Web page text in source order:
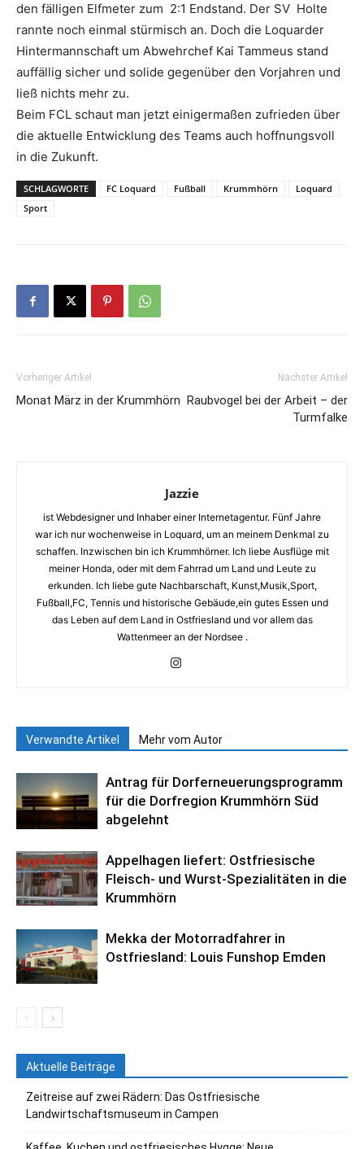
den fälligen Elfmeter zum 2:1 Endstand. Der SV Holte
rannte noch einmal stürmisch an. Doch die Loquarder
Hintermannschaft um Abwehrchef Kai Tammeus stand
auffällig sicher und solide gegenüber den Vorjahren und
ließ nichts mehr zu.
Beim FCL schaut man jetzt einigermaßen zufrieden über
die aktuelle Entwicklung des Teams auch hoffnungsvoll
in die Zukunft.
SCHLAGWORTE FC Loquard Fußball Krummhörn
Loquard
Sport
Vorheriger Artikel
Monat März in der Krummhörn
Nächster Artikel
Raubvogel bei der Arbeit – der
Turmfalke
Jazzie
ist Webdesigner und Inhaber einer Internetagentur. Fünf Jahre
war ich nur wochenweise in Loquard, um an meinem Denkmal zu
schaffen. Inzwischen bin ich Krummhörner. Ich liebe Ausflüge mit
meiner Honda, oder mit dem Fahrrad um Land und Leute zu
erkunden. Ich liebe gute Nachbarschaft, Kunst,Musik,Sport,
Fußball,FC, Tennis und historische Gebäude,ein gutes Essen und
das Leben auf dem Land in Ostfriesland und vor allem das
Wattenmeer an der Nordsee .
Verwandte Artikel Mehr vom Autor
Antrag für Dorferneuerungsprogramm
für die Dorfregion Krummhörn Süd
abgelehnt
Appelhagen liefert: Ostfriesische
Fleisch- und Wurst-Spezialitäten in die
Krummhörn
Mekka der Motorradfahrer in
Ostfriesland: Louis Funshop Emden
Aktuelle Beiträge
Zeitreise auf zwei Rädern: Das Ostfriesische
Landwirtschaftsmuseum in Campen